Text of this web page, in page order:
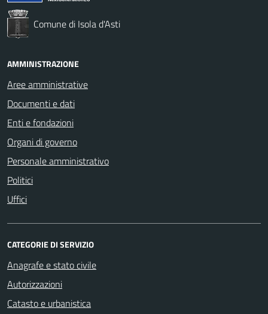
Comune di Isola d'Asti
AMMINISTRAZIONE
Aree amministrative
Documenti e dati
Enti e fondazioni
Organi di governo
Personale amministrativo
Politici
Uffici
CATEGORIE DI SERVIZIO
Anagrafe e stato civile
Autorizzazioni
Catasto e urbanistica